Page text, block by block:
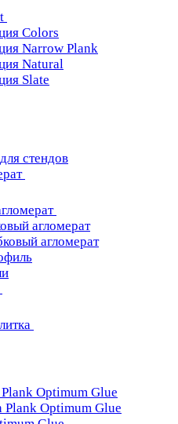
Colors
Narrow Plank
Natural
Slate
стендов
агломерат
агломерат
Optimum Glue
Plank Optimum Glue